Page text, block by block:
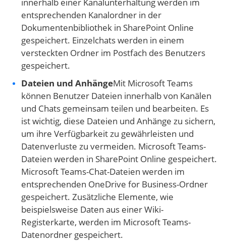
innerhalb einer Kanalunterhaltung werden im
entsprechenden Kanalordner in der
Dokumentenbibliothek in SharePoint Online
gespeichert. Einzelchats werden in einem
versteckten Ordner im Postfach des Benutzers
gespeichert.
Dateien und AnhängeMit Microsoft Teams
können Benutzer Dateien innerhalb von Kanälen
und Chats gemeinsam teilen und bearbeiten. Es
ist wichtig, diese Dateien und Anhänge zu sichern,
um ihre Verfügbarkeit zu gewährleisten und
Datenverluste zu vermeiden. Microsoft Teams-
Dateien werden in SharePoint Online gespeichert.
Microsoft Teams-Chat-Dateien werden im
entsprechenden OneDrive for Business-Ordner
gespeichert. Zusätzliche Elemente, wie
beispielsweise Daten aus einer Wiki-
Registerkarte, werden im Microsoft Teams-
Datenordner gespeichert.